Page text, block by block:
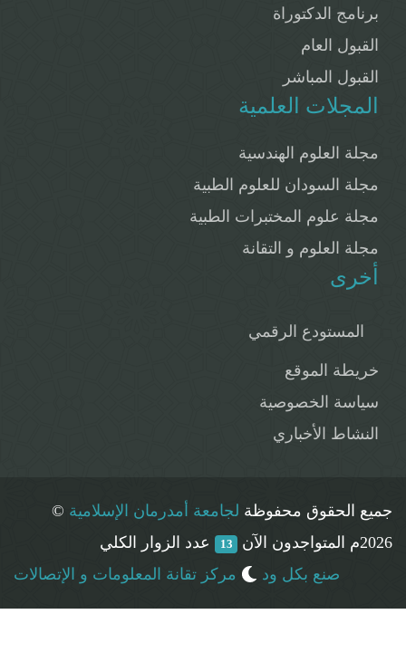
برنامج الدكتوراة
القبول العام
القبول المباشر
المجلات العلمية
مجلة العلوم الهندسية
مجلة السودان للعلوم الطبية
مجلة علوم المختبرات الطبية
مجلة العلوم و التقانة
أخرى
المستودع الرقمي
خريطة الموقع
سياسة الخصوصية
النشاط الأخباري
جميع الحقوق محفوظة لجامعة أمدرمان الإسلامية ©
2026م
المتواجدون الآن 13
عدد الزوار الكلي
صنع بكل ود
مركز تقانة المعلومات و الإتصالات